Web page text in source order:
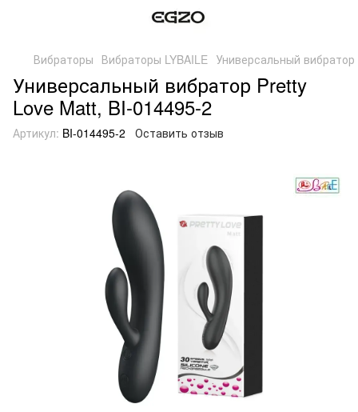
Вибраторы Вибраторы LYBAILE Универсальный
Универсальный вибратор Pretty
Love Matt, BI-014495-2
Артикул: BI-014495-2 Оставить отзыв